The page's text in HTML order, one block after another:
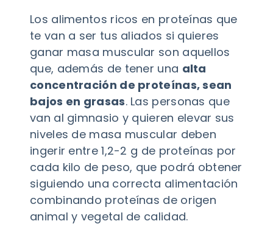
Los alimentos ricos en proteínas que
te van a ser tus aliados si quieres
ganar masa muscular son aquellos
que, además de tener una alta
concentración de proteínas, sean
bajos en grasas. Las personas que
van al gimnasio y quieren elevar sus
niveles de masa muscular deben
ingerir entre 1,2-2 g de proteínas por
cada kilo de peso, que podrá obtener
siguiendo una correcta alimentación
combinando proteínas de origen
animal y vegetal de calidad.